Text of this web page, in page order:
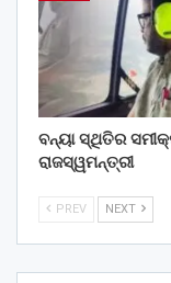
ବନ୍ୟା ସ୍ଥିତିର
ରାଜସ୍ୱମନ୍ତ୍ରୀ
PREV NEXT